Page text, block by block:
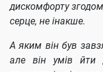
дискомфорту
серце, не інакше.
А яким він був
але він умів йти